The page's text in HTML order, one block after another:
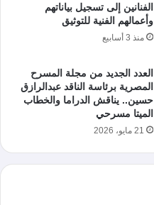
الفنانين إلى تسجيل بياناتهم
وأعمالهم الفنية للتوثيق
منذ 3 أسابيع
العدد الجديد من مجلة المسرح
المصرية برئاسة الناقد عبدالرازق
حسين.. يناقش الدراما والخطاب
الميتا مسرحي
21 مايو، 2026